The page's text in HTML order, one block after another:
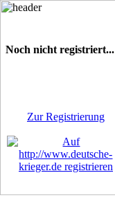
Noch nicht registriert...
Zur Registrierung